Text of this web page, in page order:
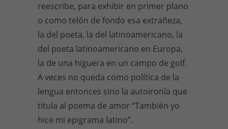
reescribe, para exhibir en primer plano
o como telón de fondo esa extrañeza,
la del poeta, la del latinoamericano, la
del poeta latinoamericano en Europa,
la de una higuera en un campo de golf.
A veces no queda como política de la
lengua entonces sino la autoironía que
titula al poema de amor “También yo
hice mi epigrama latino”.